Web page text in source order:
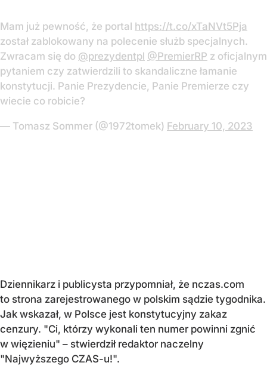
Mam już pewność, że portal https://t.co/xTaNVt5Pja
został zablokowany na polecenie służb specjalnych.
Zwracam się do @prezydentpl @PremierRP z oficjalnym
pytaniem czy zatwierdzili to skandaliczne łamanie
konstytucji. Panie Prezydencie, Panie Premierze czy
wiecie co robicie?
— Tomasz Sommer (@1972tomek) February 10, 2023
Dziennikarz i publicysta przypomniał, że nczas.com
to strona zarejestrowanego w polskim sądzie tygodnika.
Jak wskazał, w Polsce jest konstytucyjny zakaz
cenzury. "Ci, którzy wykonali ten numer powinni zgnić
w więzieniu" – stwierdził redaktor naczelny
"Najwyższego CZAS-u!".